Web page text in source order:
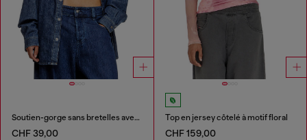
Soutien-gorge sans bretelles avec maxi logo
CHF 39,00
Top en jersey côtelé à motif floral
CHF 159,00